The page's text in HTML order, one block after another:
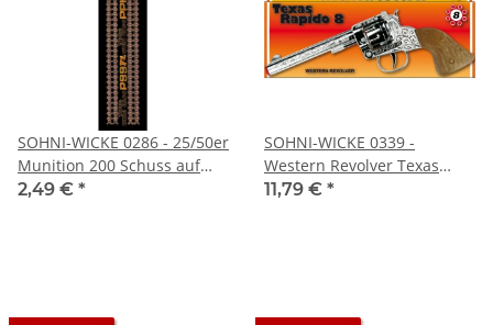
SOHNI-WICKE 0286 - 25/50er
Munition 200 Schuss auf
Blister
2,49 € *
SOHNI-WICKE 0339 -
Western Revolver Texas
Rapido, 8-Schuss Ring
11,79 € *